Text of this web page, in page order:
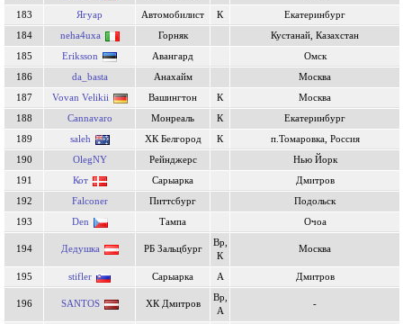
183
Ягуар Автомобилист К
Екатеринбург
184
neha4uxa Горняк
Кустанай, Казахстан
185
Eriksson Авангард
Омск
186
da_basta Анахайм
Москва
187
Vovan Velikii Вашингтон К
Москва
188
Cannavaro Монреаль К
Екатеринбург
189
saleh ХК Белгород К
п.Томаровка, Россия
190
OlegNY Рейнджерс
Нью Йорк
191
Кот Сарыарка
Дмитров
192
Falconer Питтсбург
Подольск
193
Den Тампа Очоа
194 Дедушка РБ Зальцбург
Вр,
К
Москва
195 stifler Сарыарка А Дмитров
196 SANTOS ХК Дмитров
Вр,
А
-